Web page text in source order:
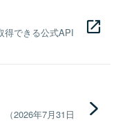
得できる公式API
2026年7月31日